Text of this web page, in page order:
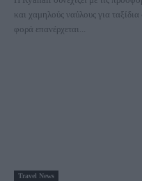
και χαμηλούς ναύλους για ταξίδια
φορά επανέρχεται...
Travel News